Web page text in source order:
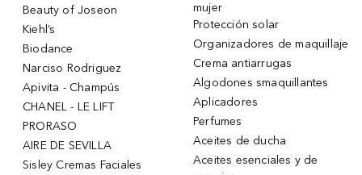
Beauty of Joseon
Kiehl’s
Biodance
Narciso Rodriguez
Apivita - Champús
CHANEL - LE LIFT
PRORASO
AIRE DE SEVILLA
Sisley Cremas Faciales
mujer
Protección solar
Organizadores de maquillaje
Crema antiarrugas
Algodones smaquillantes
Aplicadores
Perfumes
Aceites de ducha
Aceites esenciales y de